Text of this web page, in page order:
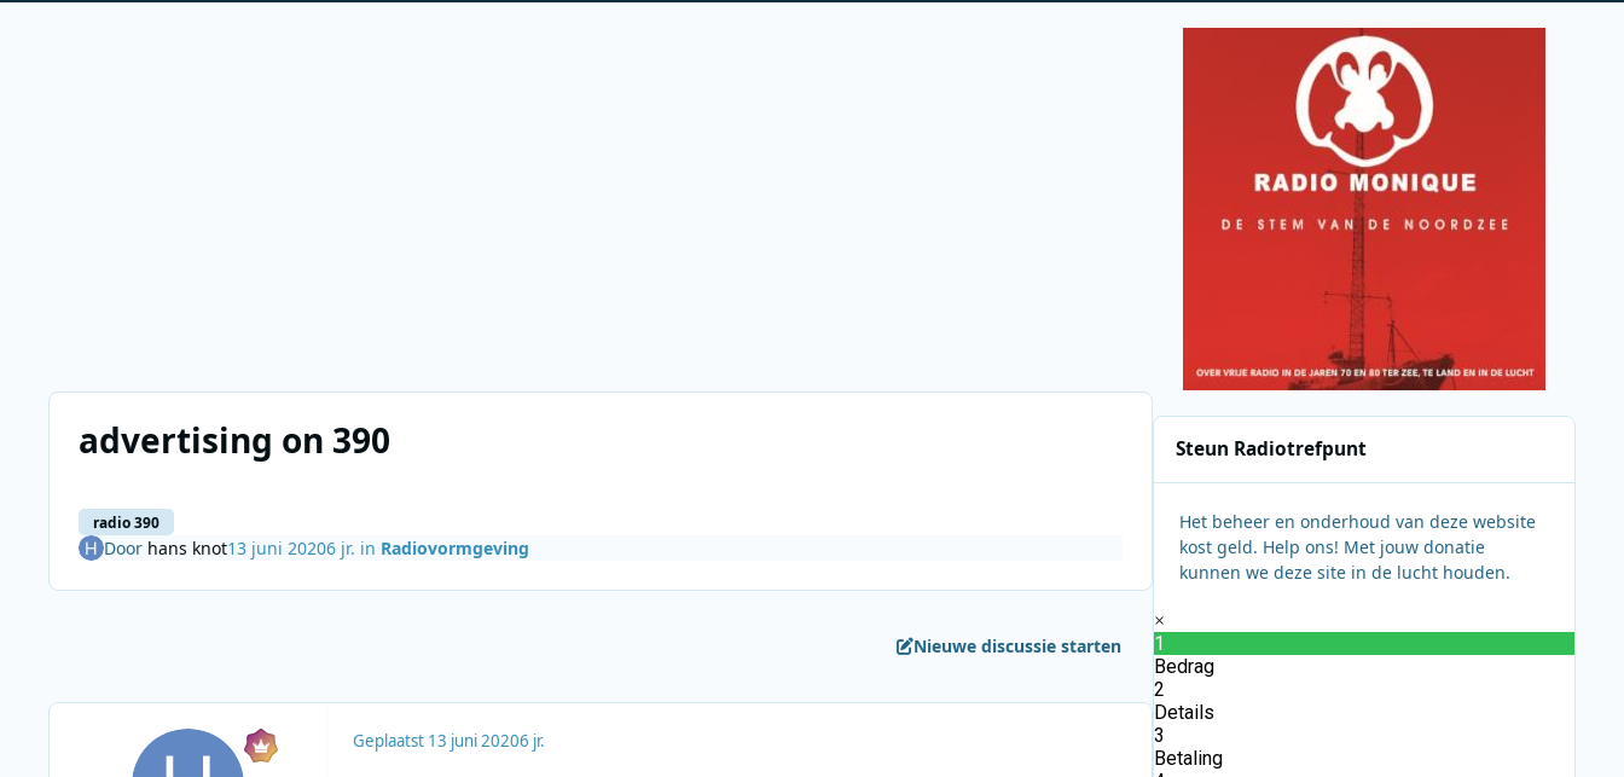
advertising on 390
radio 390
Door hans knot13 juni 20206 jr. in Radiovormgeving
Nieuwe discussie starten
Geplaatst 13 juni 20206 jr.
Steun Radiotrefpunt
Het beheer en onderhoud van deze website
kost geld. Help ons! Met jouw donatie
kunnen we deze site in de lucht houden.